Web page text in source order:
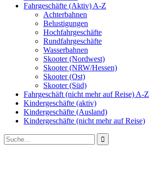
Fahrgeschäfte (Aktiv) A-Z
Achterbahnen
Belustigungen
Hochfahrgeschäfte
Rundfahrgeschäfte
Wasserbahnen
Skooter (Nordwest)
Skooter (NRW/Hessen)
Skooter (Ost)
Skooter (Süd)
Fahrgeschäft (nicht mehr auf Reise) A-Z
Kindergeschäfte (aktiv)
Kindergeschäfte (Ausland)
Kindergeschäfte (nicht mehr auf Reise)